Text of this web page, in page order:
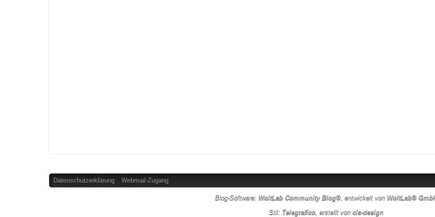
Datenschutzerklärung Webmail-Zugang
Blog-Software: WoltLab Community Blog®, entwickelt von WoltLab®
Stil: Telegrafico, erstellt von cls-design